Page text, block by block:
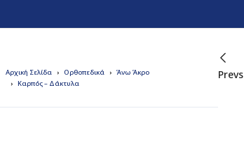
Αρχική Σελίδα Ορθοπεδικά
Άνω Άκρο
Καρπός – Δάκτυλα
Prevs